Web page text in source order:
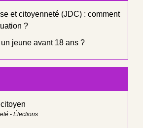
et citoyenneté (JDC) : comment
?
jeune avant 18 ans ?
- Élections